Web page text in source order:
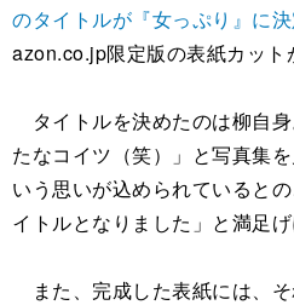
のタイトルが『女っぷり』に
azon.co.jp限定版の表紙カット
タイトルを決めたのは柳自
たなコイツ（笑）」と写真集
いう思いが込められていると
イトルとなりました」と満足げ
また、完成した表紙には、